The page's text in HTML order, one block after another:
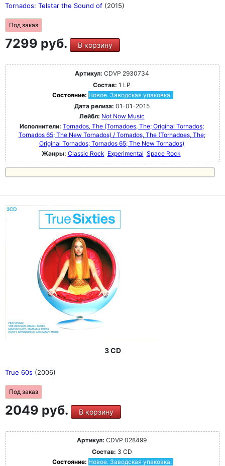
Tornados: Telstar the Sound of (2015)
Под заказ
7299 руб. В корзину
Артикул: CDVP 2930734
Состав: 1 LP
Состояние: Новое. Заводская упаковка.
Дата релиза: 01-01-2015
Лейбл: Not Now Music
Исполнители: Tornados, The (Tornadoes, The; Original Tornados;
Tornados 65; The New Tornados) / Tornados, The (Tornadoes, The;
Original Tornados; Tornados 65; The New Tornados)
Жанры: Classic Rock Experimental Space Rock
3 CD
True 60s (2006)
Под заказ
2049 руб. В корзину
Артикул: CDVP 028499
Состав: 3 CD
Состояние: Новое. Заводская упаковка.